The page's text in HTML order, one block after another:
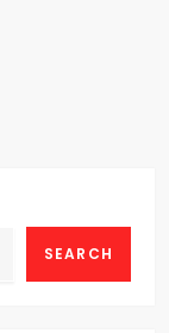
SEARCH